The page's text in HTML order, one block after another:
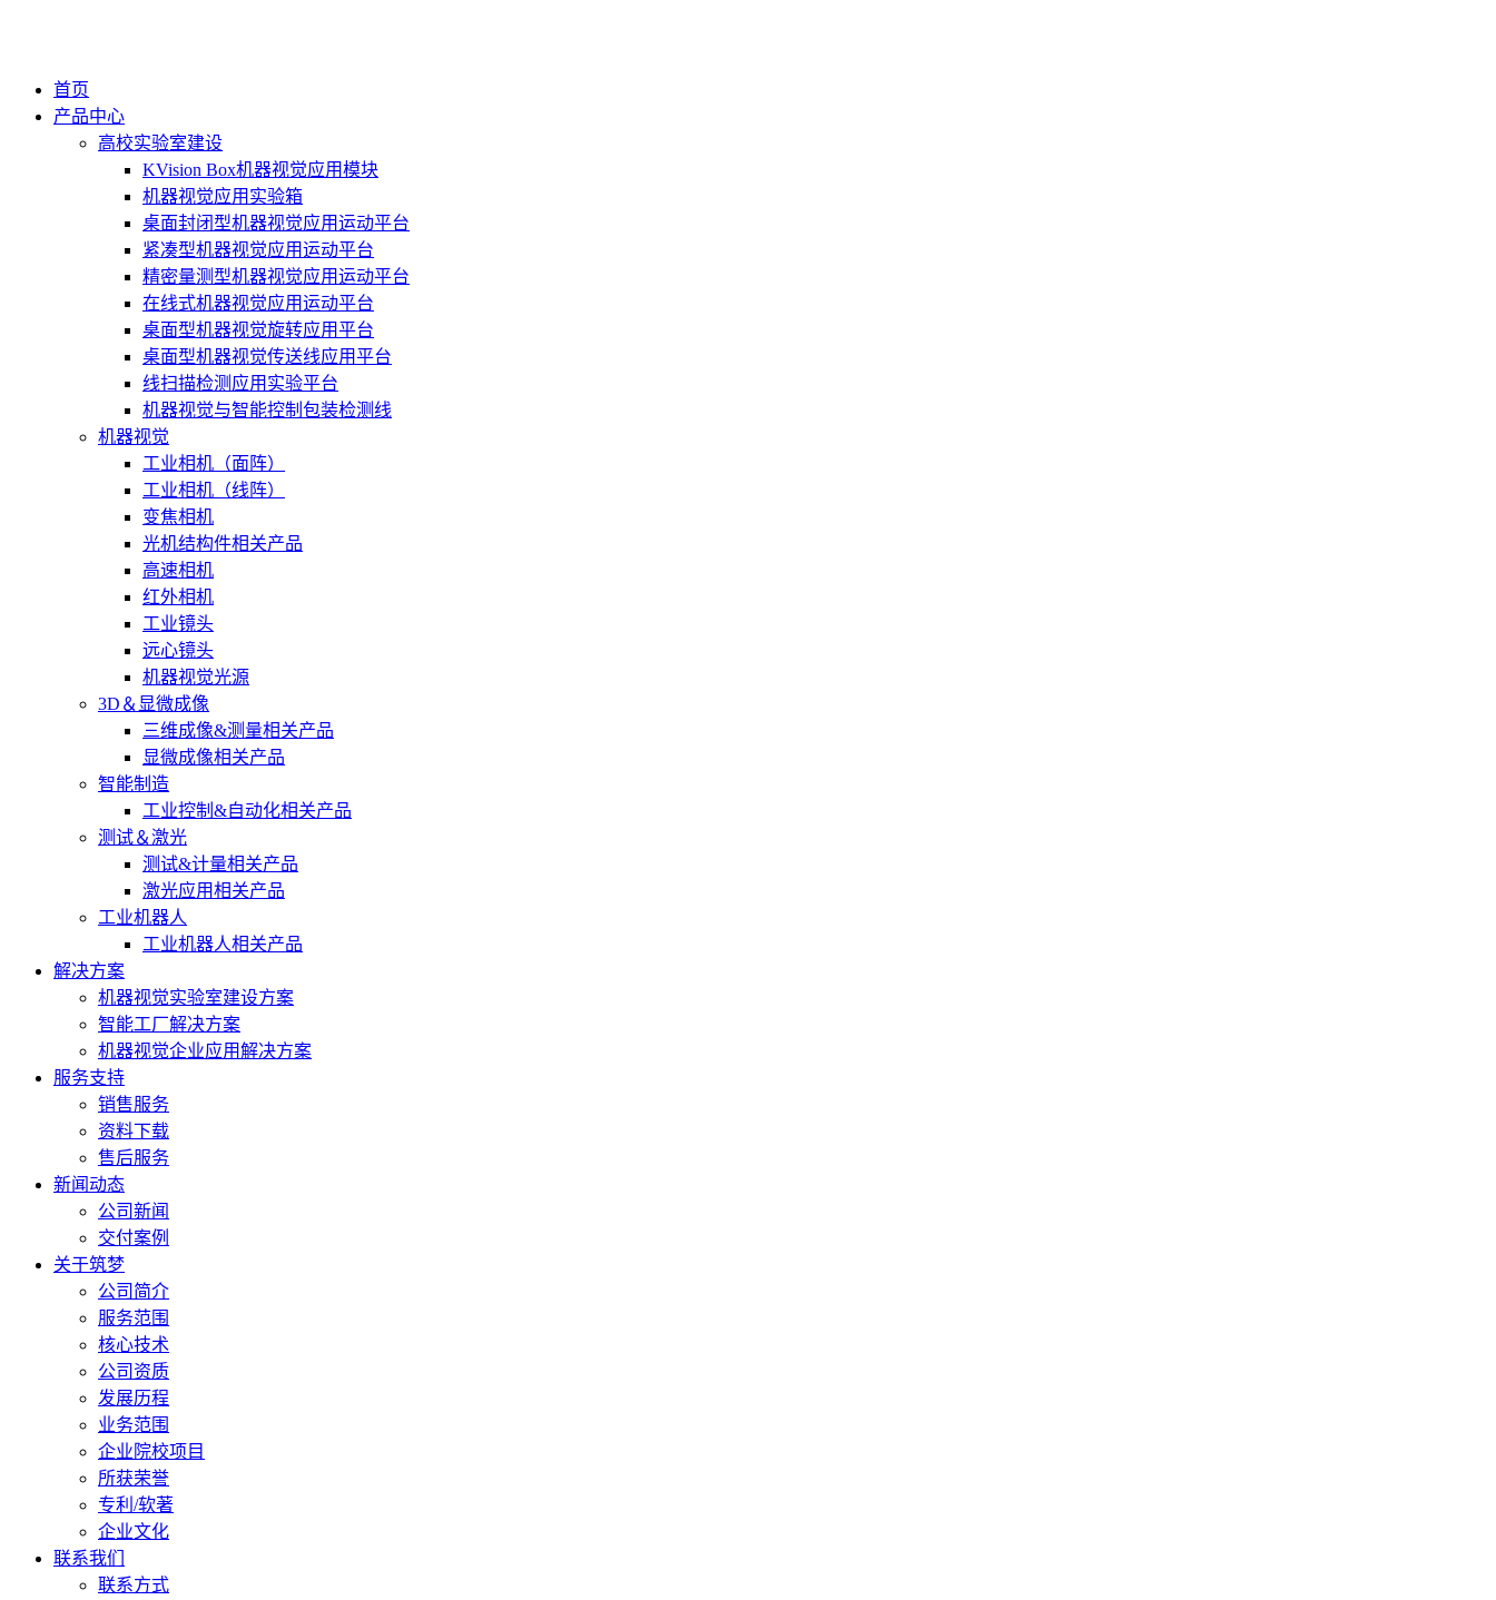
首页
产品中心
高校实验室建设
KVision Box机器视觉应用模块
机器视觉应用实验箱
桌面封闭型机器视觉应用运动平台
紧凑型机器视觉应用运动平台
精密量测型机器视觉应用运动平台
在线式机器视觉应用运动平台
桌面型机器视觉旋转应用平台
桌面型机器视觉传送线应用平台
线扫描检测应用实验平台
机器视觉与智能控制包装检测线
机器视觉
工业相机（面阵）
工业相机（线阵）
变焦相机
光机结构件相关产品
高速相机
红外相机
工业镜头
远心镜头
机器视觉光源
3D＆显微成像
三维成像&测量相关产品
显微成像相关产品
智能制造
工业控制&自动化相关产品
测试＆激光
测试&计量相关产品
激光应用相关产品
工业机器人
工业机器人相关产品
解决方案
机器视觉实验室建设方案
智能工厂解决方案
机器视觉企业应用解决方案
服务支持
销售服务
资料下载
售后服务
新闻动态
公司新闻
交付案例
关于筑梦
公司简介
服务范围
核心技术
公司资质
发展历程
业务范围
企业院校项目
所获荣誉
专利/软著
企业文化
联系我们
联系方式